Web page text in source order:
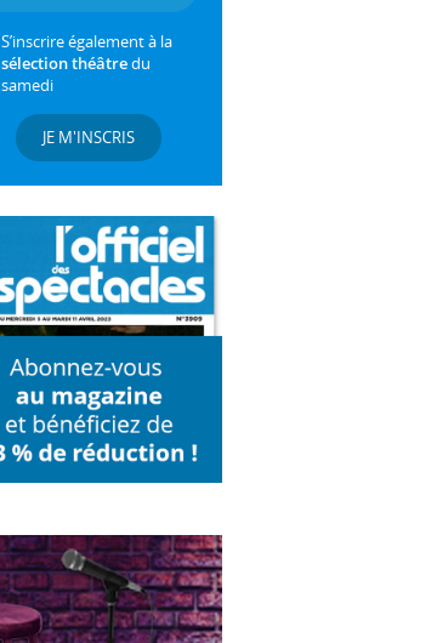
S’inscrire également à la
sélection théâtredu
samedi
JE M'INSCRIS